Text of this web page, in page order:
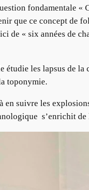
fondamentale
que ce concept de
« six années de
les lapsus de
toponymie.
en suivre les
s’enrichit